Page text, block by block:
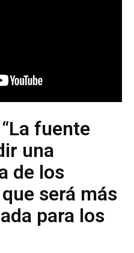
fuente
una
de los
será más
para los